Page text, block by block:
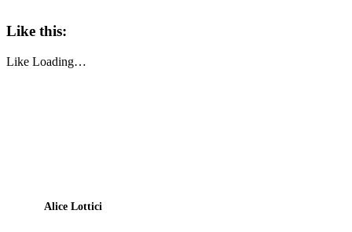
Like this:
Like Loading…
Alice Lottici